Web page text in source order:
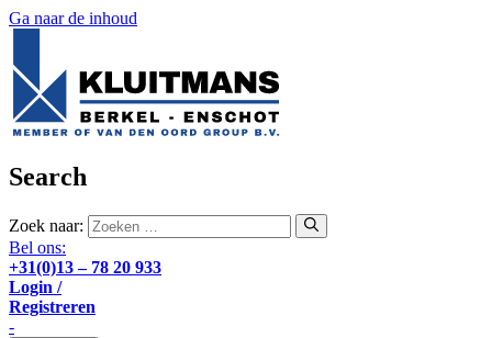
Ga naar de inhoud
Search
Zoek naar:
Bel ons:
+31(0)13 – 78 20 933
Login /
Registreren
-